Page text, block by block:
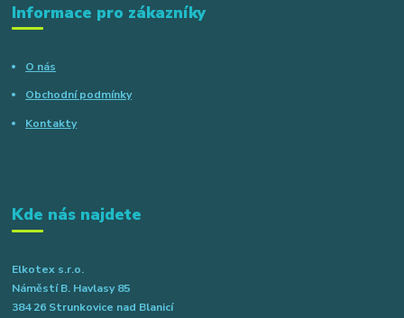
Informace pro zákazníky
O nás
Obchodní podmínky
Kontakty
Kde nás najdete
Elkotex s.r.o.
Náměstí B. Havlasy 85
384 26 Strunkovice nad Blanicí